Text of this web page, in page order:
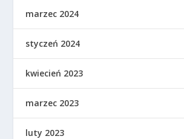
marzec 2024
styczeń 2024
kwiecień 2023
marzec 2023
luty 2023